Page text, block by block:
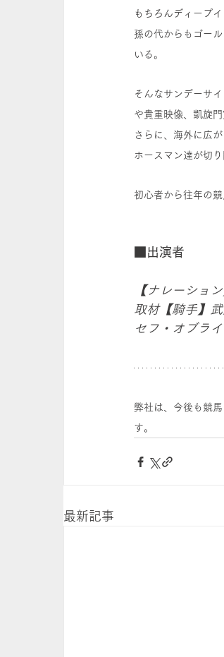
もちろんディープ
孫の代からもゴー
いる。
そんなサンデーサ
や貴重映像、凱旋
さらに、海外に広
ホースマン達が切
初心者から往年の
■出演者
【ナレーショ
取材【騎手】
セフ・オブラ
弊社は、今後も競
す。
最新記事